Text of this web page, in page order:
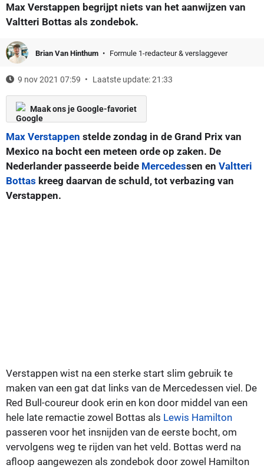
Max Verstappen begrijpt niets van het aanwijzen van
Valtteri Bottas als zondebok.
Brian Van Hinthum Formule 1-redacteur & verslaggever
9 nov 2021 07:59 Laatste update: 21:33
Maak ons je Google-favoriet
Max Verstappen stelde zondag in de Grand Prix van
Mexico na bocht een meteen orde op zaken. De
Nederlander passeerde beide Mercedessen en Valtteri
Bottas kreeg daarvan de schuld, tot verbazing van
Verstappen.
Verstappen wist na een sterke start slim gebruik te
maken van een gat dat links van de Mercedessen viel. De
Red Bull-coureur dook erin en kon door middel van een
hele late remactie zowel Bottas als Lewis Hamilton
passeren voor het insnijden van de eerste bocht, om
vervolgens weg te rijden van het veld. Bottas werd na
afloop aangewezen als zondebok door zowel Hamilton